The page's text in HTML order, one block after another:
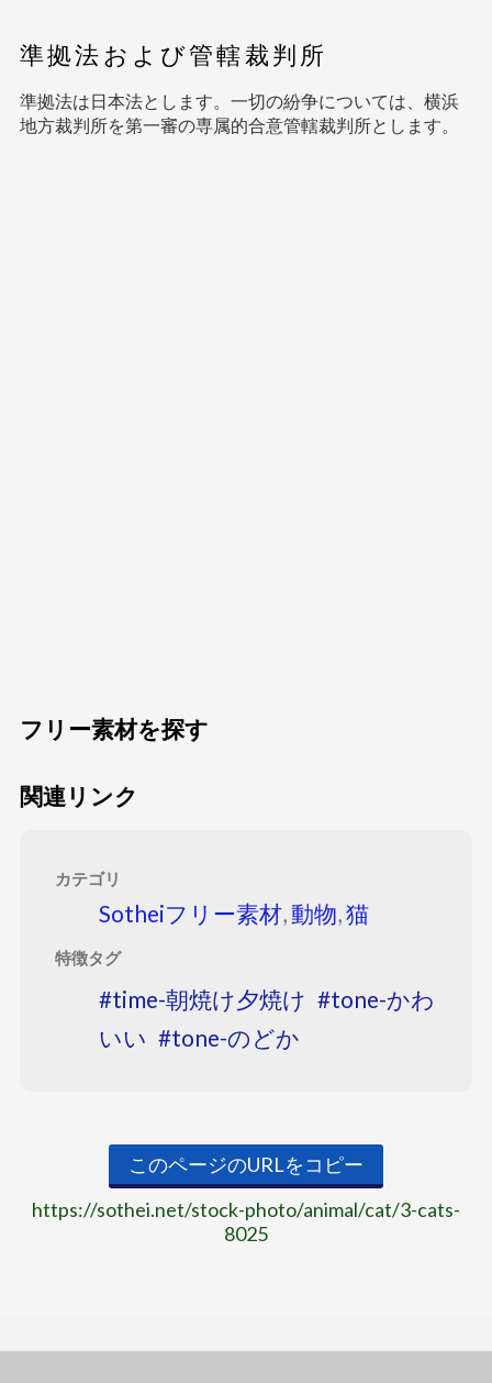
準拠法および管轄裁判所
準拠法は日本法とします。一切の紛争については、横浜
地方裁判所を第一審の専属的合意管轄裁判所とします。
フリー素材を探す
関連リンク
カテゴリ
Sotheiフリー素材,動物,猫
特徴タグ
time-朝焼け夕焼け
tone-かわ
いい
tone-のどか
このページのURLをコピー
https://sothei.net/stock-photo/animal/cat/3-cats-
8025